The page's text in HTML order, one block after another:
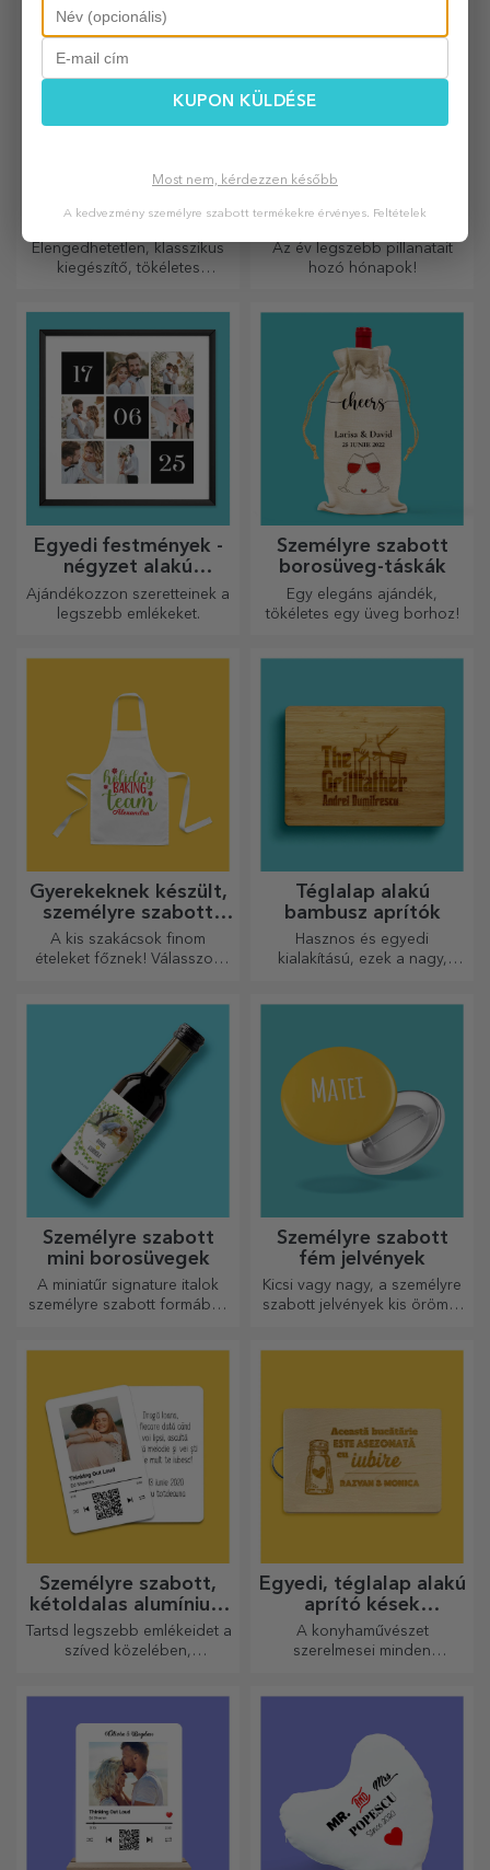
színes bőr pénztárcák
Elengedhetetlen, klasszikus
kiegészítő, tökéletes
naptárak
Az év legszebb pillanatait
hozó hónapok!
Egyedi festmények -
négyzet alakú
formátum
Ajándékozzon szeretteinek a
legszebb emlékeket.
Személyre szabott
borosüveg-táskák
Egy elegáns ajándék,
tökéletes egy üveg borhoz!
Gyerekeknek készült,
személyre szabott
rövidnadrágok
A kis szakácsok finom
ételeket főznek! Válasszon
Téglalap alakú
bambusz aprítók
Hasznos és egyedi
kialakítású, ezek a nagy,
Személyre szabott
mini borosüvegek
A miniatűr signature italok
személyre szabott formában
Személyre szabott
fém jelvények
Kicsi vagy nagy, a személyre
szabott jelvények kis örömöt
Személyre szabott,
kétoldalas alumínium
kártyák
Tartsd legszebb emlékeidet a
szíved közelében,
Egyedi, téglalap alakú
aprító kések
fogantyúval
A konyhaművészet
szerelmesei minden
készülnek. Válassza ki a
megfelelőt!
KUPON KÜLDÉSE
Most nem, kérdezzen később
A kedvezmény személyre szabott termékekre érvényes. Feltételek